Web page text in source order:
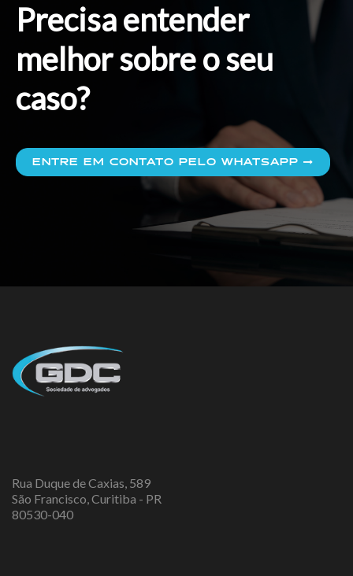
Precisa entender
melhor sobre o seu
caso?
ENTRE EM CONTATO PELO WHATSAPP
Rua Duque de Caxias, 589
São Francisco, Curitiba - PR
80530-040